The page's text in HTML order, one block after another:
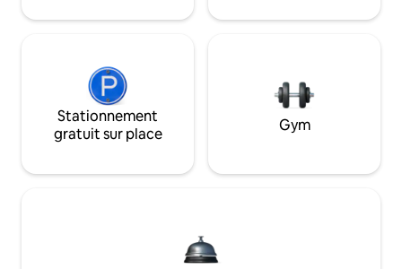
Stationnement
gratuit sur place
Gym